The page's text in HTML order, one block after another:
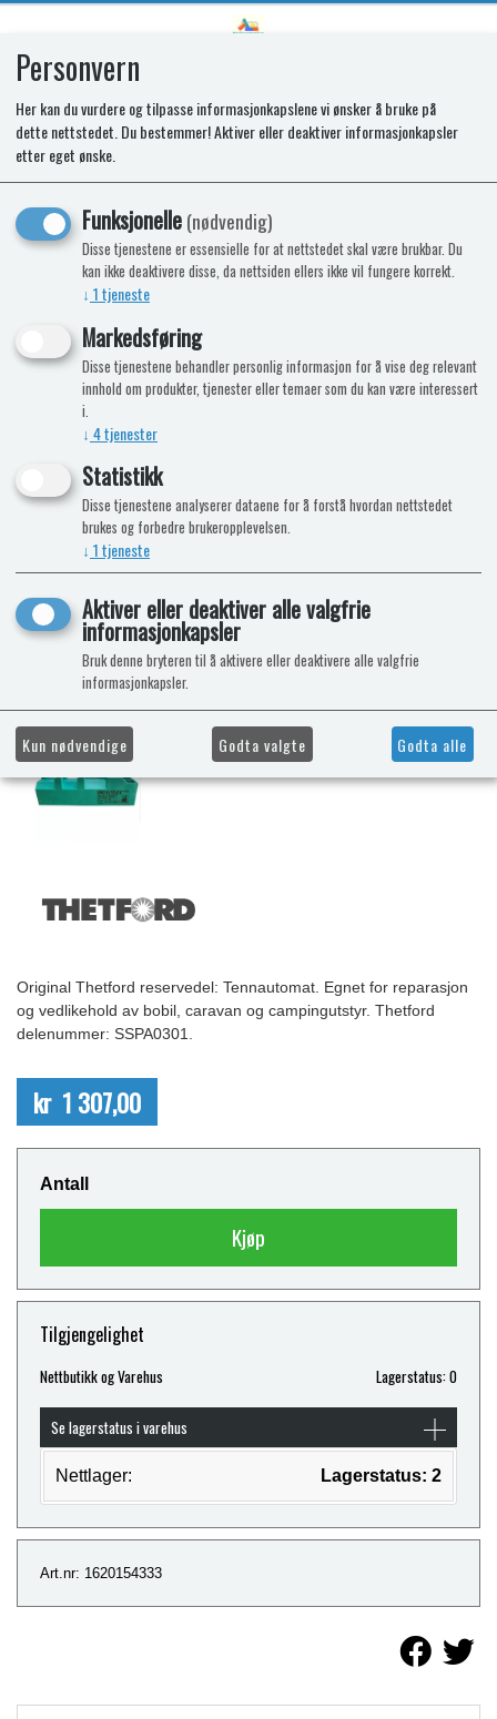
Tennautomat
Nyhet
Original Thetford reservedel: Tennautomat. Egnet for reparasjon
og vedlikehold av bobil, caravan og campingutstyr. Thetford
delenummer: SSPA0301.
kr 1 307,00
Antall
Kjøp
Tilgjengelighet
Nettbutikk og Varehus Lagerstatus: 0
Se lagerstatus i varehus
Nettlager: Lagerstatus: 2
Art.nr: 1620154333
Personvern
Her kan du vurdere og tilpasse informasjonkapslene vi ønsker å bruke på
dette nettstedet. Du bestemmer! Aktiver eller deaktiver informasjonkapsler
etter eget ønske.
Funksjonelle(nødvendig)
Disse tjenestene er essensielle for at nettstedet skal være brukbar. Du
kan ikke deaktivere disse, da nettsiden ellers ikke vil fungere korrekt.
↓ 1tjeneste
Markedsføring
Disse tjenestene behandler personlig informasjon for å vise deg relevant
innhold om produkter, tjenester eller temaer som du kan være interessert
i.
↓ 4tjenester
Statistikk
Disse tjenestene analyserer dataene for å forstå hvordan nettstedet
brukes og forbedre brukeropplevelsen.
↓ 1tjeneste
Aktiver eller deaktiver alle valgfrie
informasjonkapsler
Bruk denne bryteren til å aktivere eller deaktivere alle valgfrie
informasjonkapsler.
Kun nødvendige Godta valgte Godta alle